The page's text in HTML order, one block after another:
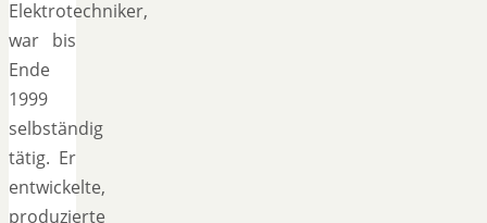
Elektrotechniker,
war bis
Ende
1999
selbständig
tätig. Er
entwickelte,
produzierte